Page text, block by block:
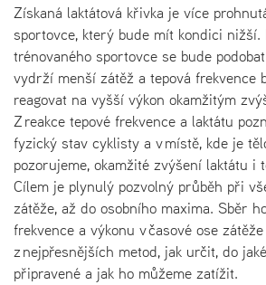
Získaná laktátová křivka je více
sportovce, který bude mít kondici nižší.
trénovaného sportovce se bude
vydrží menší zátěž a tepová frekvence
reagovat na vyšší výkon okamžitým
Z reakce tepové frekvence a laktátu
fyzický stav cyklisty a v místě, kde je
pozorujeme, okamžité zvýšení laktátu i
Cílem je plynulý pozvolný průběh při
zátěže, až do osobního maxima. Sběr
frekvence a výkonu v časové ose
z nejpřesnějších metod, jak určit, do
připravené a jak ho můžeme zatížit.